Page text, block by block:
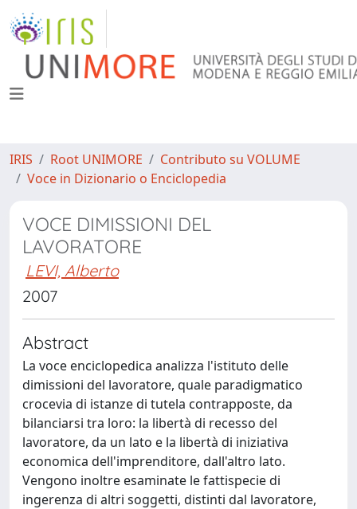
IRIS Root UNIMORE
Contributo su VOLUME
Voce in Dizionario o Enciclopedia
VOCE DIMISSIONI DEL
LAVORATORE
LEVI, Alberto
2007
Abstract
La voce enciclopedica analizza l'istituto delle
dimissioni del lavoratore, quale paradigmatico
crocevia di istanze di tutela contrapposte, da
bilanciarsi tra loro: la libertà di recesso del
lavoratore, da un lato e la libertà di iniziativa
economica dell'imprenditore, dall'altro lato.
Vengono inoltre esaminate le fattispecie di
ingerenza di altri soggetti, distinti dal lavoratore,